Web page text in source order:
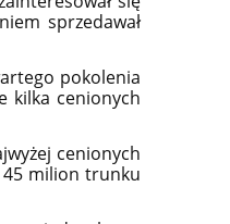
sprzedawał
pokolenia
kilka cenionych
cenionych
45 milion trunku